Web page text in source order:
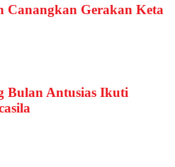
Canangkan Gerakan Keta
Bulan Antusias Ikuti